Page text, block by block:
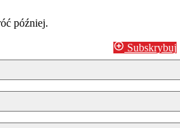
później.
Subskrybuj